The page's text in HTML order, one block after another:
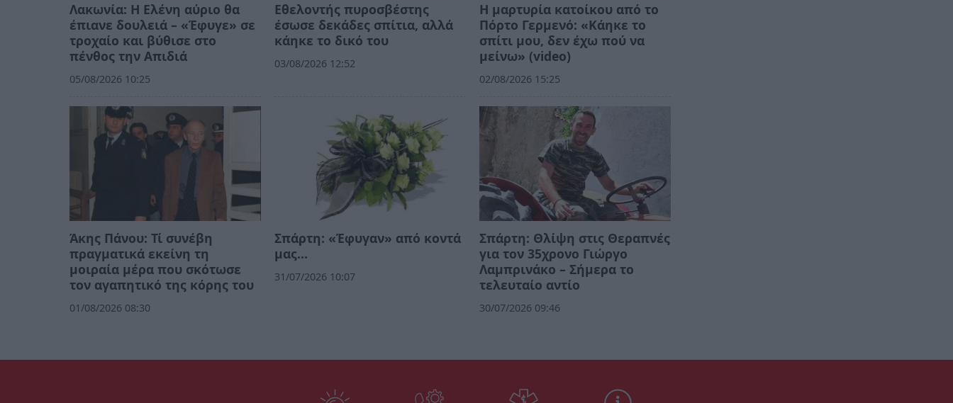
Λακωνία: Η Ελένη αύριο θα
έπιανε δουλειά – «Έφυγε» σε
τροχαίο και βύθισε στο
πένθος την Απιδιά
05/08/2026 10:25
Εθελοντής πυροσβέστης
έσωσε δεκάδες σπίτια, αλλά
κάηκε το δικό του
03/08/2026 12:52
Η μαρτυρία κατοίκου από το
Πόρτο Γερμενό: «Κάηκε το
σπίτι μου, δεν έχω πού να
μείνω» (video)
02/08/2026 15:25
Άκης Πάνου: Τί συνέβη
πραγματικά εκείνη τη
μοιραία μέρα που σκότωσε
τον αγαπητικό της κόρης του
01/08/2026 08:30
Σπάρτη: «Έφυγαν» από κοντά
μας…
31/07/2026 10:07
Σπάρτη: Θλίψη στις Θεραπνές
για τον 35χρονο Γιώργο
Λαμπρινάκο – Σήμερα το
τελευταίο αντίο
30/07/2026 09:46